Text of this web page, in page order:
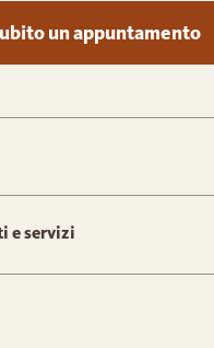
un appuntamento
e servizi